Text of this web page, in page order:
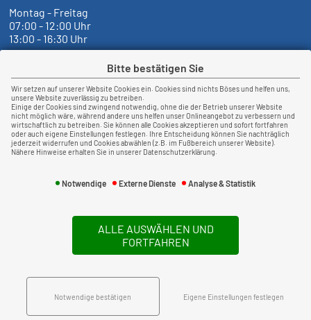
Bitte bestätigen Sie
Wir setzen auf unserer Website Cookies ein. Cookies sind nichts Böses und helfen uns,
unsere Website zuverlässig zu betreiben.
Einige der Cookies sind zwingend notwendig, ohne die der Betrieb unserer Website
nicht möglich wäre, während andere uns helfen unser Onlineangebot zu verbessern und
wirtschaftlich zu betreiben. Sie können alle Cookies akzeptieren und sofort fortfahren
oder auch eigene Einstellungen festlegen. Ihre Entscheidung können Sie nachträglich
jederzeit widerrufen und Cookies abwählen (z.B. im Fußbereich unserer Website).
Nähere Hinweise erhalten Sie in unserer Datenschutzerklärung.
Notwendige Externe Dienste Analyse & Statistik
ALLE AUSWÄHLEN UND
FORTFAHREN
Notwendige bestätigen Eigene Einstellungen festlegen
Montag - Freitag
07:00 - 12:00 Uhr
13:00 - 16:30 Uhr
Newsticker
Bewertungen auf ProvenExpert.com
Rechtliches
Impressum